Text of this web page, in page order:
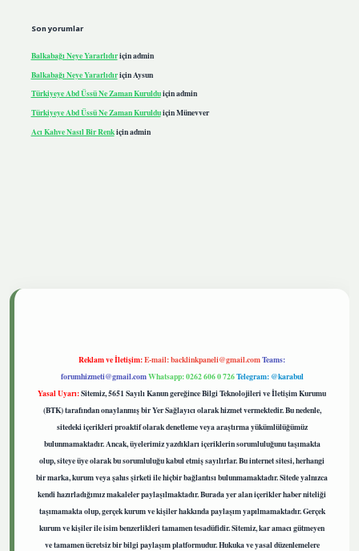
Son yorumlar
Balkabağı Neye Yararlıdıriçinadmin
Balkabağı Neye Yararlıdıriçin Aysun
Türkiyeye Abd Üssü Ne Zaman Kurulduiçinadmin
Türkiyeye Abd Üssü Ne Zaman KurulduiçinMünevver
Acı Kahve Nasıl Bir Renkiçinadmin
Reklam ve İletişim:E-mail:backlinkpaneli@gmail.comTeams:
forumhizmeti@gmail.comWhatsapp: 0262 606 0 726Telegram: @karabul
Yasal Uyarı:Sitemiz, 5651 Sayılı Kanun gereğince Bilgi Teknolojileri ve İletişim Kurumu
(BTK) tarafından onaylanmış bir Yer Sağlayıcı olarak hizmet vermektedir. Bu nedenle,
sitedeki içerikleri proaktif olarak denetleme veya araştırma yükümlülüğümüz
bulunmamaktadır. Ancak, üyelerimiz yazdıkları içeriklerin sorumluluğunu taşımakta
olup, siteye üye olarak bu sorumluluğu kabul etmiş sayılırlar. Bu internet sitesi, herhangi
bir marka, kurum veya şahıs şirketi ile hiçbir bağlantısı bulunmamaktadır. Sitede yalnızca
kendi hazırladığımız makaleler paylaşılmaktadır. Burada yer alan içerikler haber niteliği
taşımamakta olup, gerçek kurum ve kişiler hakkında paylaşım yapılmamaktadır. Gerçek
kurum ve kişiler ile isim benzerlikleri tamamen tesadüfidir. Sitemiz, kar amacı gütmeyen
ve tamamen ücretsiz bir bilgi paylaşım platformudur. Hukuka ve yasal düzenlemelere